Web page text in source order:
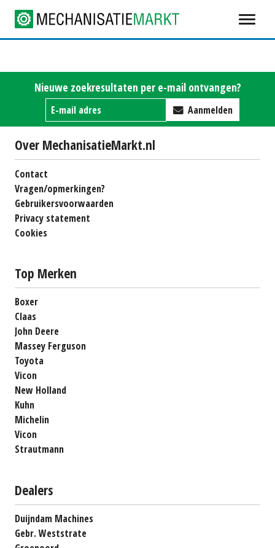
Nieuwe zoekresultaten per e-mail ontvangen?
Aanmelden
Over MechanisatieMarkt.nl
Contact
Vragen/opmerkingen?
Gebruikersvoorwaarden
Privacy statement
Cookies
Top Merken
Boxer
Claas
John Deere
Massey Ferguson
Toyota
Vicon
New Holland
Kuhn
Michelin
Vicon
Strautmann
Dealers
Duijndam Machines
Gebr. Weststrate